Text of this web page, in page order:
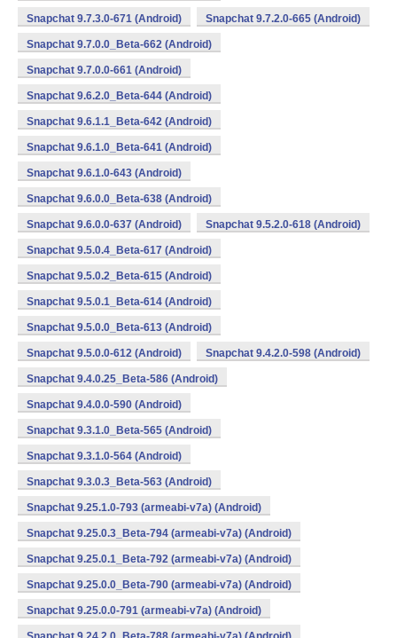
Snapchat 9.7.3.0-671 (Android) Snapchat 9.7.2.0-665 (Android)
Snapchat 9.7.0.0_Beta-662 (Android)
Snapchat 9.7.0.0-661 (Android)
Snapchat 9.6.2.0_Beta-644 (Android)
Snapchat 9.6.1.1_Beta-642 (Android)
Snapchat 9.6.1.0_Beta-641 (Android)
Snapchat 9.6.1.0-643 (Android)
Snapchat 9.6.0.0_Beta-638 (Android)
Snapchat 9.6.0.0-637 (Android) Snapchat 9.5.2.0-618 (Android)
Snapchat 9.5.0.4_Beta-617 (Android)
Snapchat 9.5.0.2_Beta-615 (Android)
Snapchat 9.5.0.1_Beta-614 (Android)
Snapchat 9.5.0.0_Beta-613 (Android)
Snapchat 9.5.0.0-612 (Android) Snapchat 9.4.2.0-598 (Android)
Snapchat 9.4.0.25_Beta-586 (Android)
Snapchat 9.4.0.0-590 (Android)
Snapchat 9.3.1.0_Beta-565 (Android)
Snapchat 9.3.1.0-564 (Android)
Snapchat 9.3.0.3_Beta-563 (Android)
Snapchat 9.25.1.0-793 (armeabi-v7a) (Android)
Snapchat 9.25.0.3_Beta-794 (armeabi-v7a) (Android)
Snapchat 9.25.0.1_Beta-792 (armeabi-v7a) (Android)
Snapchat 9.25.0.0_Beta-790 (armeabi-v7a) (Android)
Snapchat 9.25.0.0-791 (armeabi-v7a) (Android)